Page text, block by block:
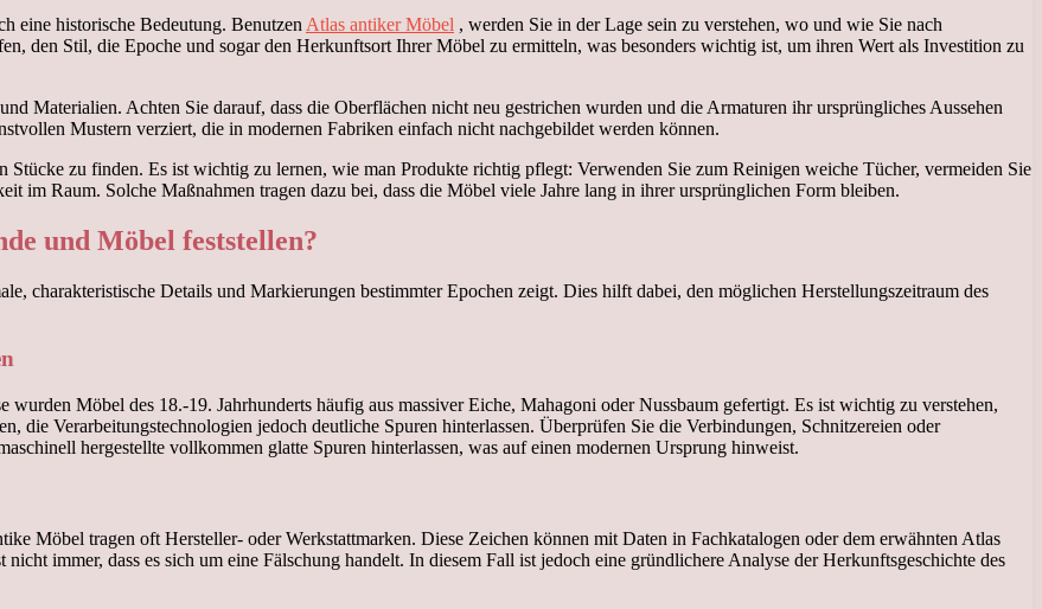
eine historische Bedeutung. Benutzen Atlas antiker Möbel , werden Sie in der Lage sein zu verstehen, wo und wie Sie nach
den Stil, die Epoche und sogar den Herkunftsort Ihrer Möbel zu ermitteln, was besonders wichtig ist, um ihren Wert als Investition zu
Materialien. Achten Sie darauf, dass die Oberflächen nicht neu gestrichen wurden und die Armaturen ihr ursprüngliches Aussehen
Mustern verziert, die in modernen Fabriken einfach nicht nachgebildet werden können.
zu finden. Es ist wichtig zu lernen, wie man Produkte richtig pflegt: Verwenden Sie zum Reinigen weiche Tücher, vermeiden Sie
im Raum. Solche Maßnahmen tragen dazu bei, dass die Möbel viele Jahre lang in ihrer ursprünglichen Form bleiben.
und Möbel feststellen?
charakteristische Details und Markierungen bestimmter Epochen zeigt. Dies hilft dabei, den möglichen Herstellungszeitraum des
Möbel des 18.-19. Jahrhunderts häufig aus massiver Eiche, Mahagoni oder Nussbaum gefertigt. Es ist wichtig zu verstehen,
die Verarbeitungstechnologien jedoch deutliche Spuren hinterlassen. Überprüfen Sie die Verbindungen, Schnitzereien oder
hergestellte vollkommen glatte Spuren hinterlassen, was auf einen modernen Ursprung hinweist.
Möbel tragen oft Hersteller- oder Werkstattmarken. Diese Zeichen können mit Daten in Fachkatalogen oder dem erwähnten Atlas
immer, dass es sich um eine Fälschung handelt. In diesem Fall ist jedoch eine gründlichere Analyse der Herkunftsgeschichte des